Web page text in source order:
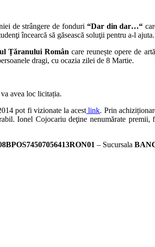
de strângere de fonduri “Dar din dar…“
încearcă să găsească soluţii pentru a-l ajuta.
Țăranului Român care reunește opere de
dragi, cu ocazia zilei de 8 Martie.
avea loc licitația.
pot fi vizionate la acest link. Prin
Ionel Cojocariu deţine nenumărate
– Sucursala